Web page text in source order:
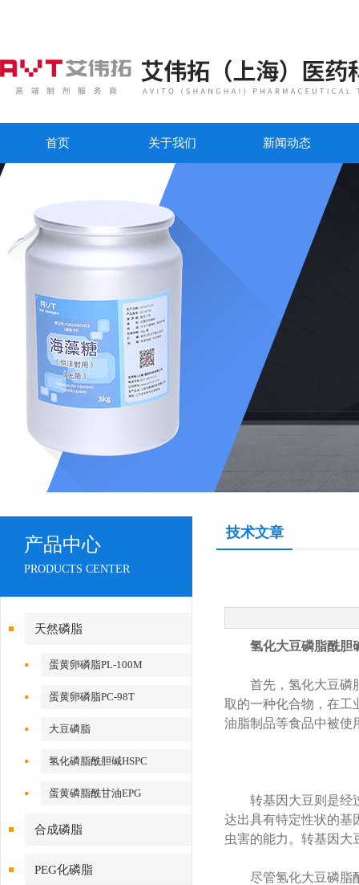
首页 关于我们 新闻动态
产品中心
PRODUCTS CENTER
天然磷脂
蛋黄卵磷脂PL-100M
蛋黄卵磷脂PC-98T
大豆磷脂
氢化磷脂酰胆碱HSPC
蛋黄磷脂酰甘油EPG
合成磷脂
PEG化磷脂
技术文章
氢化大豆磷脂酰胆
首先，氢化大豆磷脂
取的一种化合物，在工
油脂制品等食品中被使
转基因大豆则是经过
达出具有特定性状的基
虫害的能力。转基因大
尽管氢化大豆磷脂酰